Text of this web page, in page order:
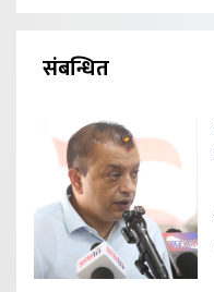
संबन्धित